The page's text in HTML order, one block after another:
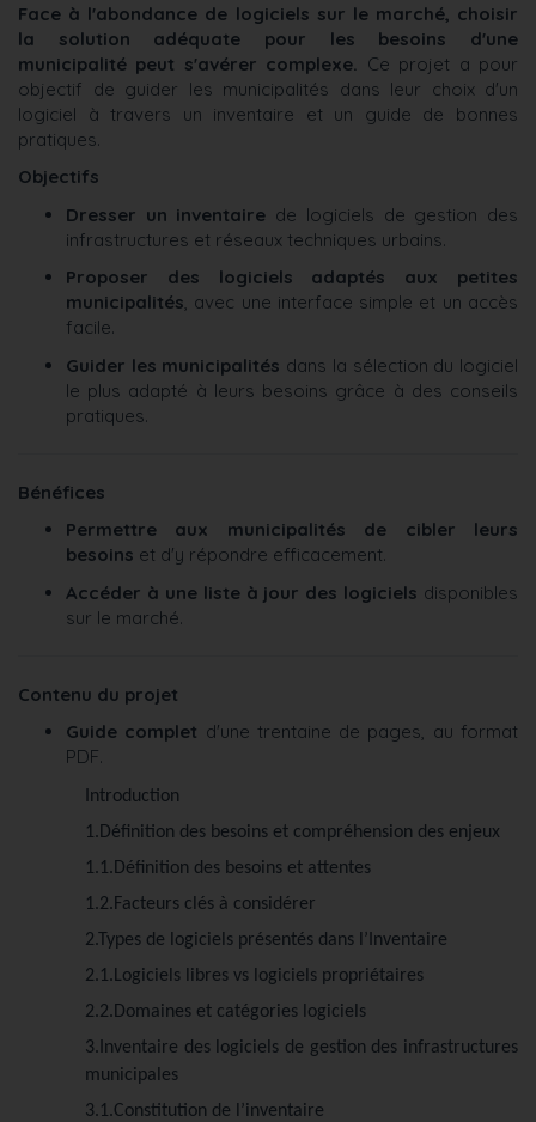
Face à l'abondance de logiciels sur le marché, choisir
la solution adéquate pour les besoins d'une
municipalité peut s'avérer complexe. Ce projet a pour
objectif de guider les municipalités dans leur choix d'un
logiciel à travers un inventaire et un guide de bonnes
pratiques.
Objectifs
Dresser un inventaire de logiciels de gestion des
infrastructures et réseaux techniques urbains.
Proposer des logiciels adaptés aux petites
municipalités, avec une interface simple et un accès
facile.
Guider les municipalités dans la sélection du logiciel
le plus adapté à leurs besoins grâce à des conseils
pratiques.
Bénéfices
Permettre aux municipalités de cibler leurs
besoins et d'y répondre efficacement.
Accéder à une liste à jour des logiciels disponibles
sur le marché.
Contenu du projet
Guide complet d'une trentaine de pages, au format
PDF.
Introduction
1.Définition des besoins et compréhension des enjeux
1.1.Définition des besoins et attentes
1.2.Facteurs clés à considérer
2.Types de logiciels présentés dans l’Inventaire
2.1.Logiciels libres vs logiciels propriétaires
2.2.Domaines et catégories logiciels
3.Inventaire des logiciels de gestion des infrastructures
municipales
3.1.Constitution de l’inventaire